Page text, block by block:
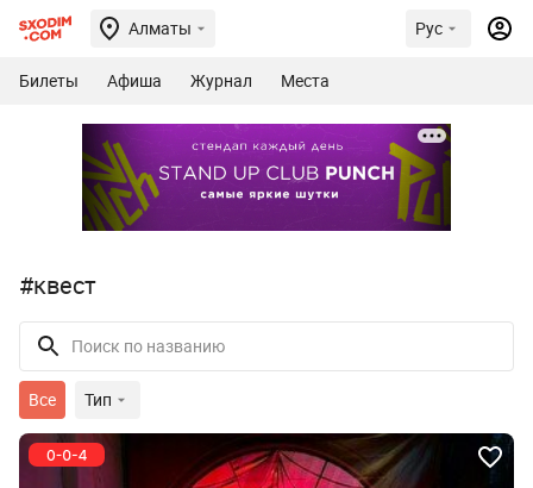
Алматы Рус
Билеты Афиша Журнал Места
#квест
Все Тип